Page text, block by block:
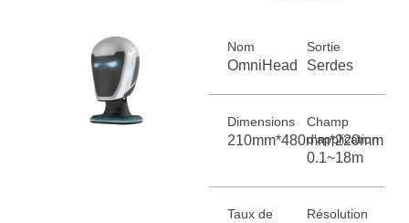
Nom
OmniHead
Sortie
Serdes
Dimensions
210mm*480mm*220mm
Champ
d'application
0.1~18m
Taux de
Résolution